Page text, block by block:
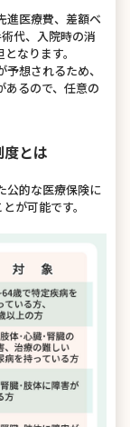
進医療費、差額ベ
代、入院時の消
なります。
想されるため、
あるので、任意の
とは
公的な医療保険に
が可能です。